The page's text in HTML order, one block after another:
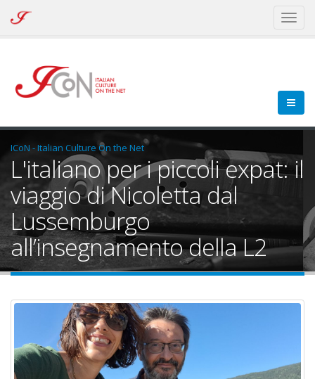
ICoN
On
the
Net
ICoN - Italian Culture On the Net
L'italiano per i piccoli expat: il
viaggio di Nicoletta dal
Lussemburgo
all’insegnamento della L2
intervista-nicoletta.jpg